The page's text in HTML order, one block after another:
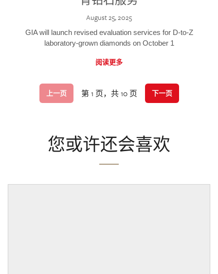
August 25, 2025
GIA will launch revised evaluation services for D-to-Z
laboratory-grown diamonds on October 1
阅读更多
上一页 第 1 页，共 10 页 下一页
您或许还会喜欢